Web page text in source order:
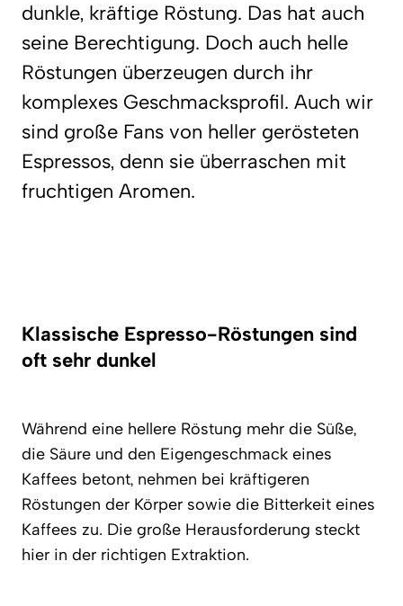
dunkle, kräftige Röstung. Das hat auch
seine Berechtigung. Doch auch helle
Röstungen überzeugen durch ihr
komplexes Geschmacksprofil. Auch wir
sind große Fans von heller gerösteten
Espressos, denn sie überraschen mit
fruchtigen Aromen.
Klassische Espresso-Röstungen sind
oft sehr dunkel
Während eine hellere Röstung mehr die Süße,
die Säure und den Eigengeschmack eines
Kaffees betont, nehmen bei kräftigeren
Röstungen der Körper sowie die Bitterkeit eines
Kaffees zu. Die große Herausforderung steckt
hier in der richtigen Extraktion.